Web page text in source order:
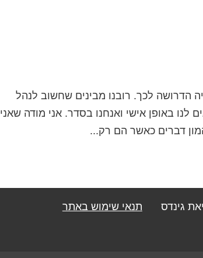
הדרושה לכך. רובנו מבינים שחשוב לנהל
באופן אישי ואנחנו בסדר. אני מודה שאני
דברים כאשר הם רק...
תנאי שימוש באתר גינדס